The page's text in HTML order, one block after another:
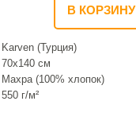
В КОРЗИНУ
Karven (Турция)
70х140 см
Махра (100% хлопок)
550 г/м²